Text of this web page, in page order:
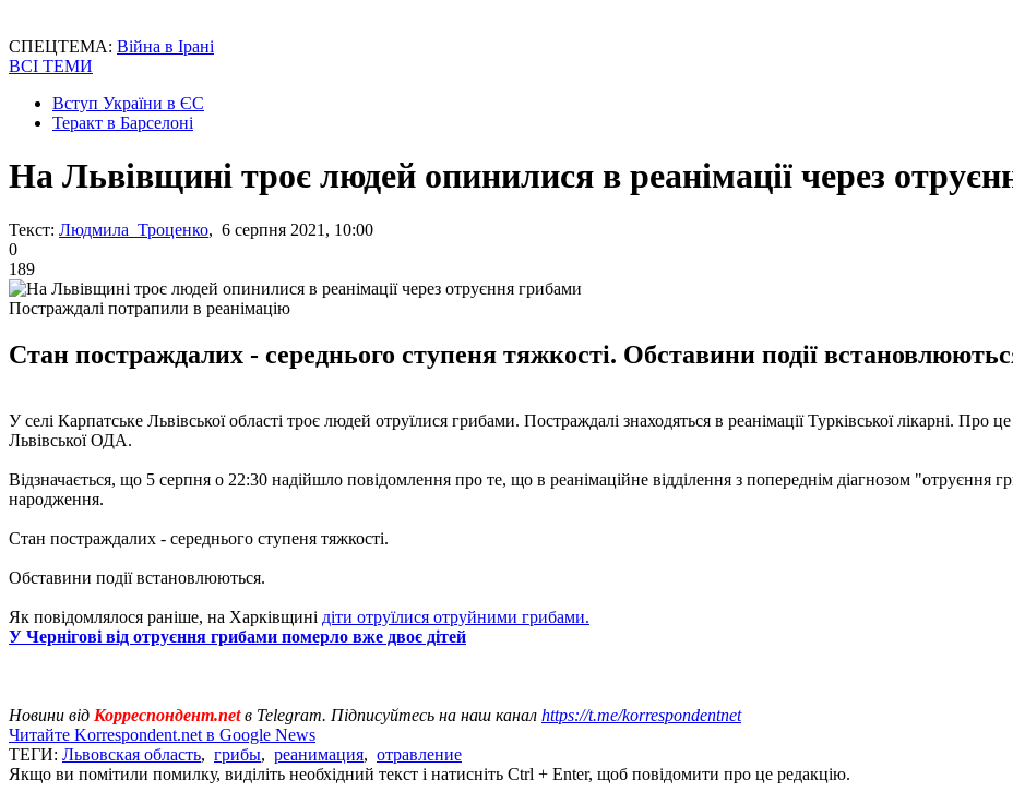
СПЕЦТЕМА: Війна в Ірані
ВСІ ТЕМИ
Вступ України в ЄС
Теракт в Барселоні
На Львівщині троє людей опинилися в реанімації через
Текст: Людмила Троценко, 6 серпня 2021, 10:00
0
189
Постраждалі потрапили в реанімацію
Стан постраждалих - середнього ступеня тяжкості. Обставини події
У селі Карпатське Львівської області троє людей отруїлися грибами. Постраждалі знаходяться в реанімації Турківської лікарні. Про це
Львівської ОДА.
Відзначається, що 5 серпня о 22:30 надійшло повідомлення про те, що в реанімаційне відділення з попереднім діагнозом
народження.
Стан постраждалих - середнього ступеня тяжкості.
Обставини події встановлюються.
Як повідомлялося раніше, на Харківщині діти отруїлися отруйними грибами.
У Чернігові від отруєння грибами померло вже двоє дітей
Новини від Корреспондент.netв Telegram. Підписуйтесь на наш канал https://t.me/korrespondentnet
Читайте Korrespondent.net в Google News
ТЕГИ: Львовская область, грибы, реанимация, отравление
Якщо ви помітили помилку, виділіть необхідний текст і натисніть Ctrl + Enter, щоб повідомити про це редакцію.